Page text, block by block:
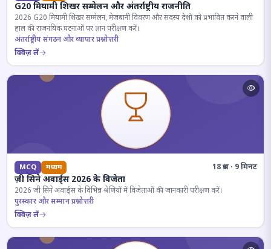
G20 मियामी शिखर सम्मेलन और अंतर्राष्ट्रीय राजनीति
2026 G20 मियामी शिखर सम्मेलन, मेजबानी विवरण और सदस्य देशों को प्रभावित करने वाली
हाल की राजनयिक घटनाओं पर ज्ञान परीक्षण करें।
अंतर्राष्ट्रीय संगठन और व्यापार प्रश्नोत्तरी
क्विज़ लें
MCQ मध्यम 18 प्रश्न · 9 मिनट
ज़ी सिने अवार्ड्स 2026 के विजेता
2026 जी सिने अवार्ड्स के विभिन्न श्रेणियों में विजेताओं की जानकारी परीक्षण करें।
पुरस्कार और सम्मान प्रश्नोत्तरी
क्विज़ लें